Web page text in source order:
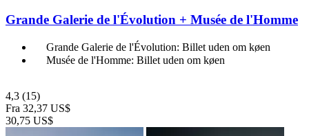
Grande Galerie de l'Évolution + Musée de l'Homme
Grande Galerie de l'Évolution: Billet uden om køen
Musée de l'Homme: Billet uden om køen
4,3 (15)
Fra 32,37 US$
30,75 US$